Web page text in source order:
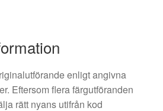
enligt angivna
Eftersom flera färgutföranden
rätt nyans utifrån kod